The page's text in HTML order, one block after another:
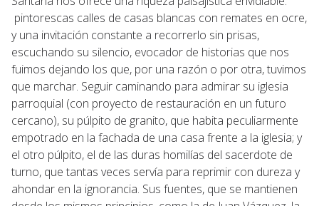
pintorescas calles de casas blancas con remates en ocre,
y una invitación constante a recorrerlo sin prisas,
escuchando su silencio, evocador de historias que nos
fuimos dejando los que, por una razón o por otra, tuvimos
que marchar. Seguir caminando para admirar su iglesia
parroquial (con proyecto de restauración en un futuro
cercano), su púlpito de granito, que habita peculiarmente
empotrado en la fachada de una casa frente a la iglesia; y
el otro púlpito, el de las duras homilías del sacerdote de
turno, que tantas veces servía para reprimir con dureza y
ahondar en la ignorancia. Sus fuentes, que se mantienen